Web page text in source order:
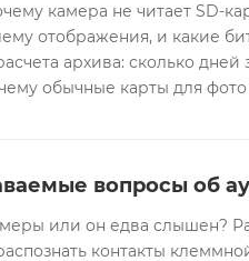
камера не читает SD-
отображения, и какие
архива: сколько дней
обычные карты для фото
вопросы об
или он едва слышен?
контакты